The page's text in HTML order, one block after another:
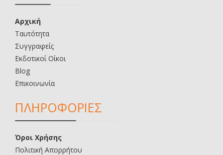
Αρχική
Ταυτότητα
Συγγραφείς
Εκδοτικοί Οίκοι
Blog
Επικοινωνία
ΠΛΗΡΟΦΟΡΙΕΣ
Όροι Χρήσης
Πολιτική Απορρήτου